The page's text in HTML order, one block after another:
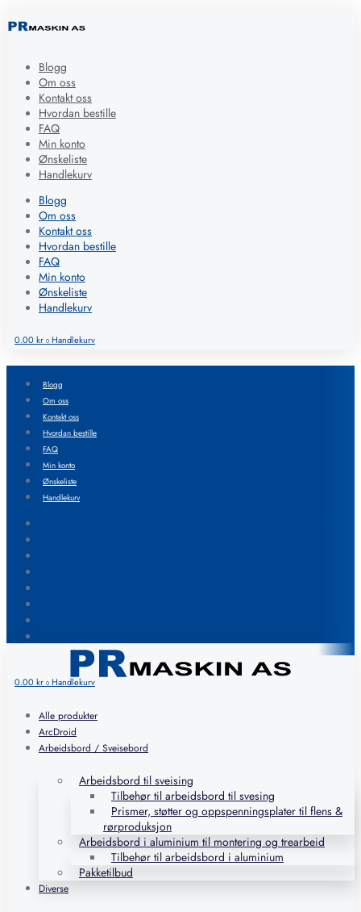
Blogg
Om oss
Kontakt oss
Hvordan bestille
FAQ
Min konto
Ønskeliste
Handlekurv
Blogg
Om oss
Kontakt oss
Hvordan bestille
FAQ
Min konto
Ønskeliste
Handlekurv
0.00kr 0 Handlekurv
Blogg
Om oss
Kontakt oss
Hvordan bestille
FAQ
Min konto
Ønskeliste
Handlekurv
0.00kr 0 Handlekurv
Alle produkter
ArcDroid
Arbeidsbord / Sveisebord
Arbeidsbord til sveising
Tilbehør til arbeidsbord til svesing
Prismer, støtter og oppspenningsplater til flens &
rørproduksjon
Arbeidsbord i aluminium til montering og trearbeid
Tilbehør til arbeidsbord i aluminium
Pakketilbud
Diverse